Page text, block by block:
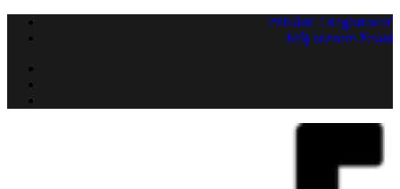
Preskočiť
Prihlásiť / Registrovať
Môj zoznam želaní